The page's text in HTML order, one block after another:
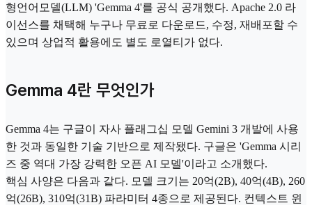
형언어모델(LLM) 'Gemma 4'를 공식 공개했다. Apache 2.0 라
이선스를 채택해 누구나 무료로 다운로드, 수정, 재배포할 수
있으며 상업적 활용에도 별도 로열티가 없다.
Gemma 4란 무엇인가
Gemma 4는 구글이 자사 플래그십 모델 Gemini 3 개발에 사용
한 것과 동일한 기술 기반으로 제작됐다. 구글은 'Gemma 시리
즈 중 역대 가장 강력한 오픈 AI 모델'이라고 소개했다.
핵심 사양은 다음과 같다. 모델 크기는 20억(2B), 40억(4B), 260
억(26B), 310억(31B) 파라미터 4종으로 제공된다. 컨텍스트 윈